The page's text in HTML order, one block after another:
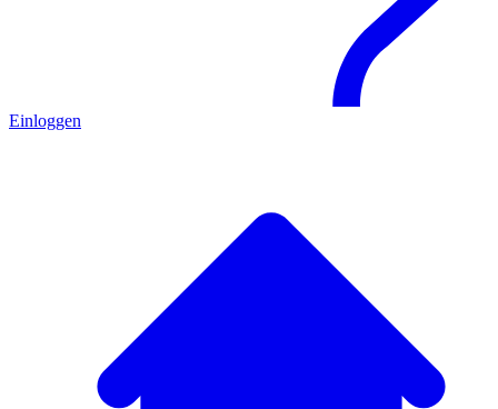
Einloggen